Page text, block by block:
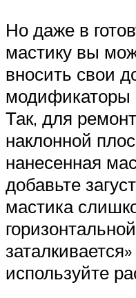
Но даже в
мастику вы
вносить свои
модификаторы
Так, для
наклонной
нанесенная
добавьте
мастика
используйте